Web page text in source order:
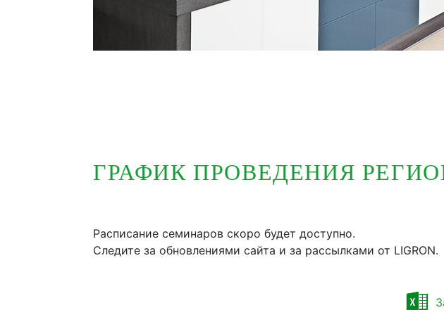
ГРАФИК ПРОВЕДЕНИЯ
Расписание семинаров скоро будет доступно.
Следите за обновлениями сайта и за рассылками от LIGRON.